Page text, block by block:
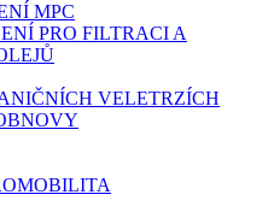
MPC
PRO FILTRACI A
VELETRZÍCH